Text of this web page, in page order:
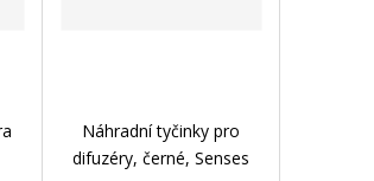
Náhradní tyčinky pro
difuzéry, černé, Senses